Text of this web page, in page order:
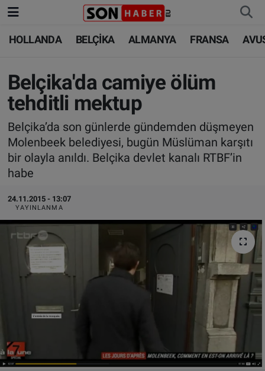
HOLLANDA BELÇİKA ALMANYA FRANSA
Belçika'da camiye ölüm
tehditli mektup
Belçika’da son günlerde gündemden düşmeyen
Molenbeek belediyesi, bugün Müslüman karşıtı
bir olayla anıldı. Belçika devlet kanalı RTBF’in
habe
24.11.2015 - 13:07
YAYINLANMA
HOLLANDA
BELÇİKA
ALMANYA
FRANSA
AVUSTURYA
SAĞLIK - YAŞAM
BİLİM-TEKNOLOJİ
HOLLANDA
BELÇİKA
ALMANYA
TÜRKİYE
DÜNYA
BİLİM-TEKNOLOJİ
SAĞLIK
FOTO GALERİ
ALGEMENE VOORWAARDEN
Nöbetçi Eczaneler
Hava Durumu
Trafik Durumu
Süper Lig Puan Durumu ve Fikstür
Tüm Manşetler
Son Dakika Haberleri
Haber Arşivi